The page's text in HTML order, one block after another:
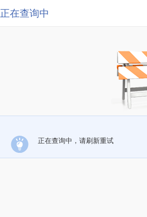
正在查询中
正在查询中，请刷新重试